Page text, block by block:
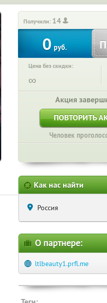
Получили: 14
0 руб.
Цена без скидки:
∞
Акция
ПОВТОРИТЬ
Человек
Как нас найти
Россия
О партнере:
ltlbeauty1.prfl.me